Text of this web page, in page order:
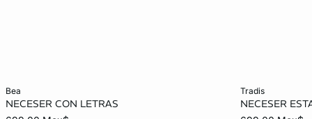
bea
NECESER CON LETRAS
tradis
NECESER